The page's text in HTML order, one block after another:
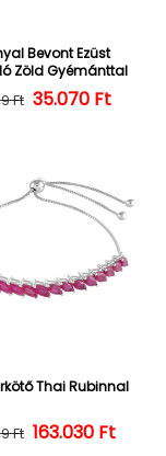
Bevont Ezüst
Zöld Gyémánttal
Normál ár
Ft 35.070 Ft
Thai Rubinnal
Normál ár
Ft 163.030 Ft